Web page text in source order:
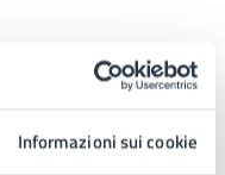
Informazioni sui cookie